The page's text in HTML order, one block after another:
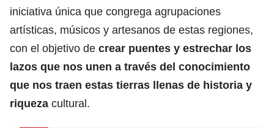
iniciativa única que congrega agrupaciones
artísticas, músicos y artesanos de estas regiones,
con el objetivo de crear puentes y estrechar los
lazos que nos unen a través del conocimiento
que nos traen estas tierras llenas de historia y
riqueza cultural.